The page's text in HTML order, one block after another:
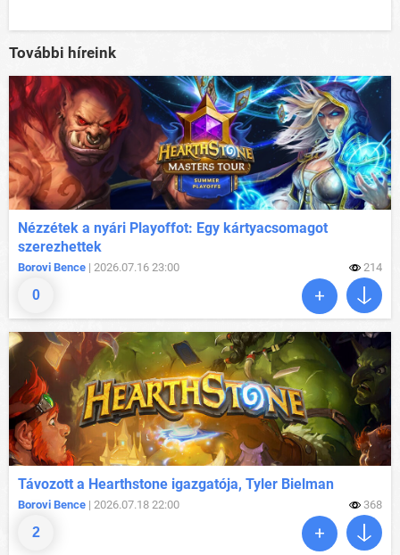
További híreink
0
Nézzétek a nyári Playoffot: Egy kártyacsomagot
szerezhettek
Borovi Bence | 2026.07.16 23:00 214
2
Távozott a Hearthstone igazgatója, Tyler Bielman
Borovi Bence | 2026.07.18 22:00 368